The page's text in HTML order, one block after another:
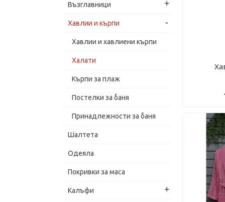
Възглавници +
Хавлии и кърпи -
Хавлии и хавлиени кърпи
Халати
Кърпи за плаж
Постелки за баня
Принадлежности за баня
Шалтета
Одеяла
Покривки за маса
Калъфи +